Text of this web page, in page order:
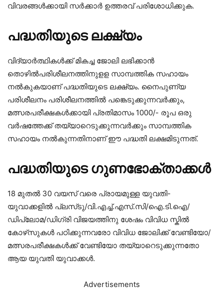
വിവരങ്ങൾക്കായി സർക്കാർ ഉത്തരവ് പരിശോധിക്കുക.
പദ്ധതിയുടെ ലക്ഷ്യം
വിദ്യാർത്ഥികൾക്ക് മികച്ച ജോലി ലഭിക്കാൻ
തൊഴിൽപരിശീലനത്തിനുളള സാമ്പത്തിക സഹായം
നൽകുകയാണ് പദ്ധതിയുടെ ലക്ഷ്യം. നൈപുണ്യ
പരിശീലനം പരിശീലനത്തിൽ പങ്കെടുക്കുന്നവർക്കും,
മത്സരപരീക്ഷകൾക്കായി പ്രതിമാസം 1000/- രൂപ ഒരു
വർഷത്തേക്ക് തയ്യാറെടുക്കുന്നവർക്കും സാമ്പത്തിക
സഹായം നൽകുന്നതിനാണ് ഈ പദ്ധതി ലക്ഷമിടുന്നത്.
പദ്ധതിയുടെ ഗുണഭോക്താക്കൾ
18 മുതൽ 30 വയസ് വരെ പ്രായമുള്ള യുവതി-
യുവാക്കളിൽ പ്ലസ്‌ടു/വി.എച്ച്.എസ്.സി/ഐ.ടി.ഐ/
ഡിപ്ലോമ/ഡിഗ്രി വിജയത്തിനു ശേഷം വിവിധ സ്കിൽ
കോഴ്‌സുകൾ പഠിക്കുന്നവരോ വിവിധ ജോലിക്ക് വേണ്ടിയോ/
മത്സരപരീക്ഷകൾക്ക് വേണ്ടിയോ തയ്യാറെടുക്കുന്നതോ
ആയ യുവതി യുവാക്കൾ.
Advertisements